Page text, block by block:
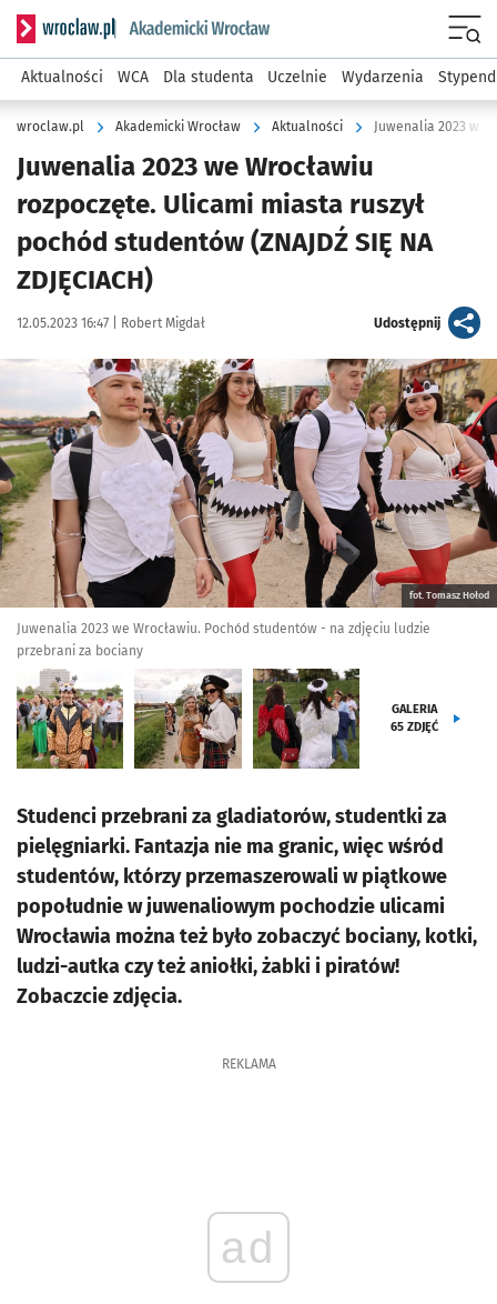
Serwis informacyjny wroclaw.pl podserwis: Akademicki
Aktualności WCA Dla studenta Uczelnie Wydarzenia
wroclaw.pl Akademicki Wrocław Aktualności
Juwenalia 2023 we Wrocławiu
rozpoczęte. Ulicami miasta ruszył
pochód studentów (ZNAJDŹ SIĘ NA
ZDJĘCIACH)
Data publikacji:
12.05.2023 16:47 | Autor:
Robert Migdał Udostępnijartykuł
Kliknij, aby zobaczyć galerię
fot. Tomasz Hołod
Juwenalia 2023 we Wrocławiu. Pochód studentów - na zdjęciu ludzie
przebrani za bociany
GALERIA
65 ZDJĘĆ
Studenci przebrani za gladiatorów, studentki za
pielęgniarki. Fantazja nie ma granic, więc wśród
studentów, którzy przemaszerowali w piątkowe
popołudnie w juwenaliowym pochodzie ulicami
Wrocławia można też było zobaczyć bociany, kotki,
ludzi-autka czy też aniołki, żabki i piratów!
Zobaczcie zdjęcia.
REKLAMA
ad